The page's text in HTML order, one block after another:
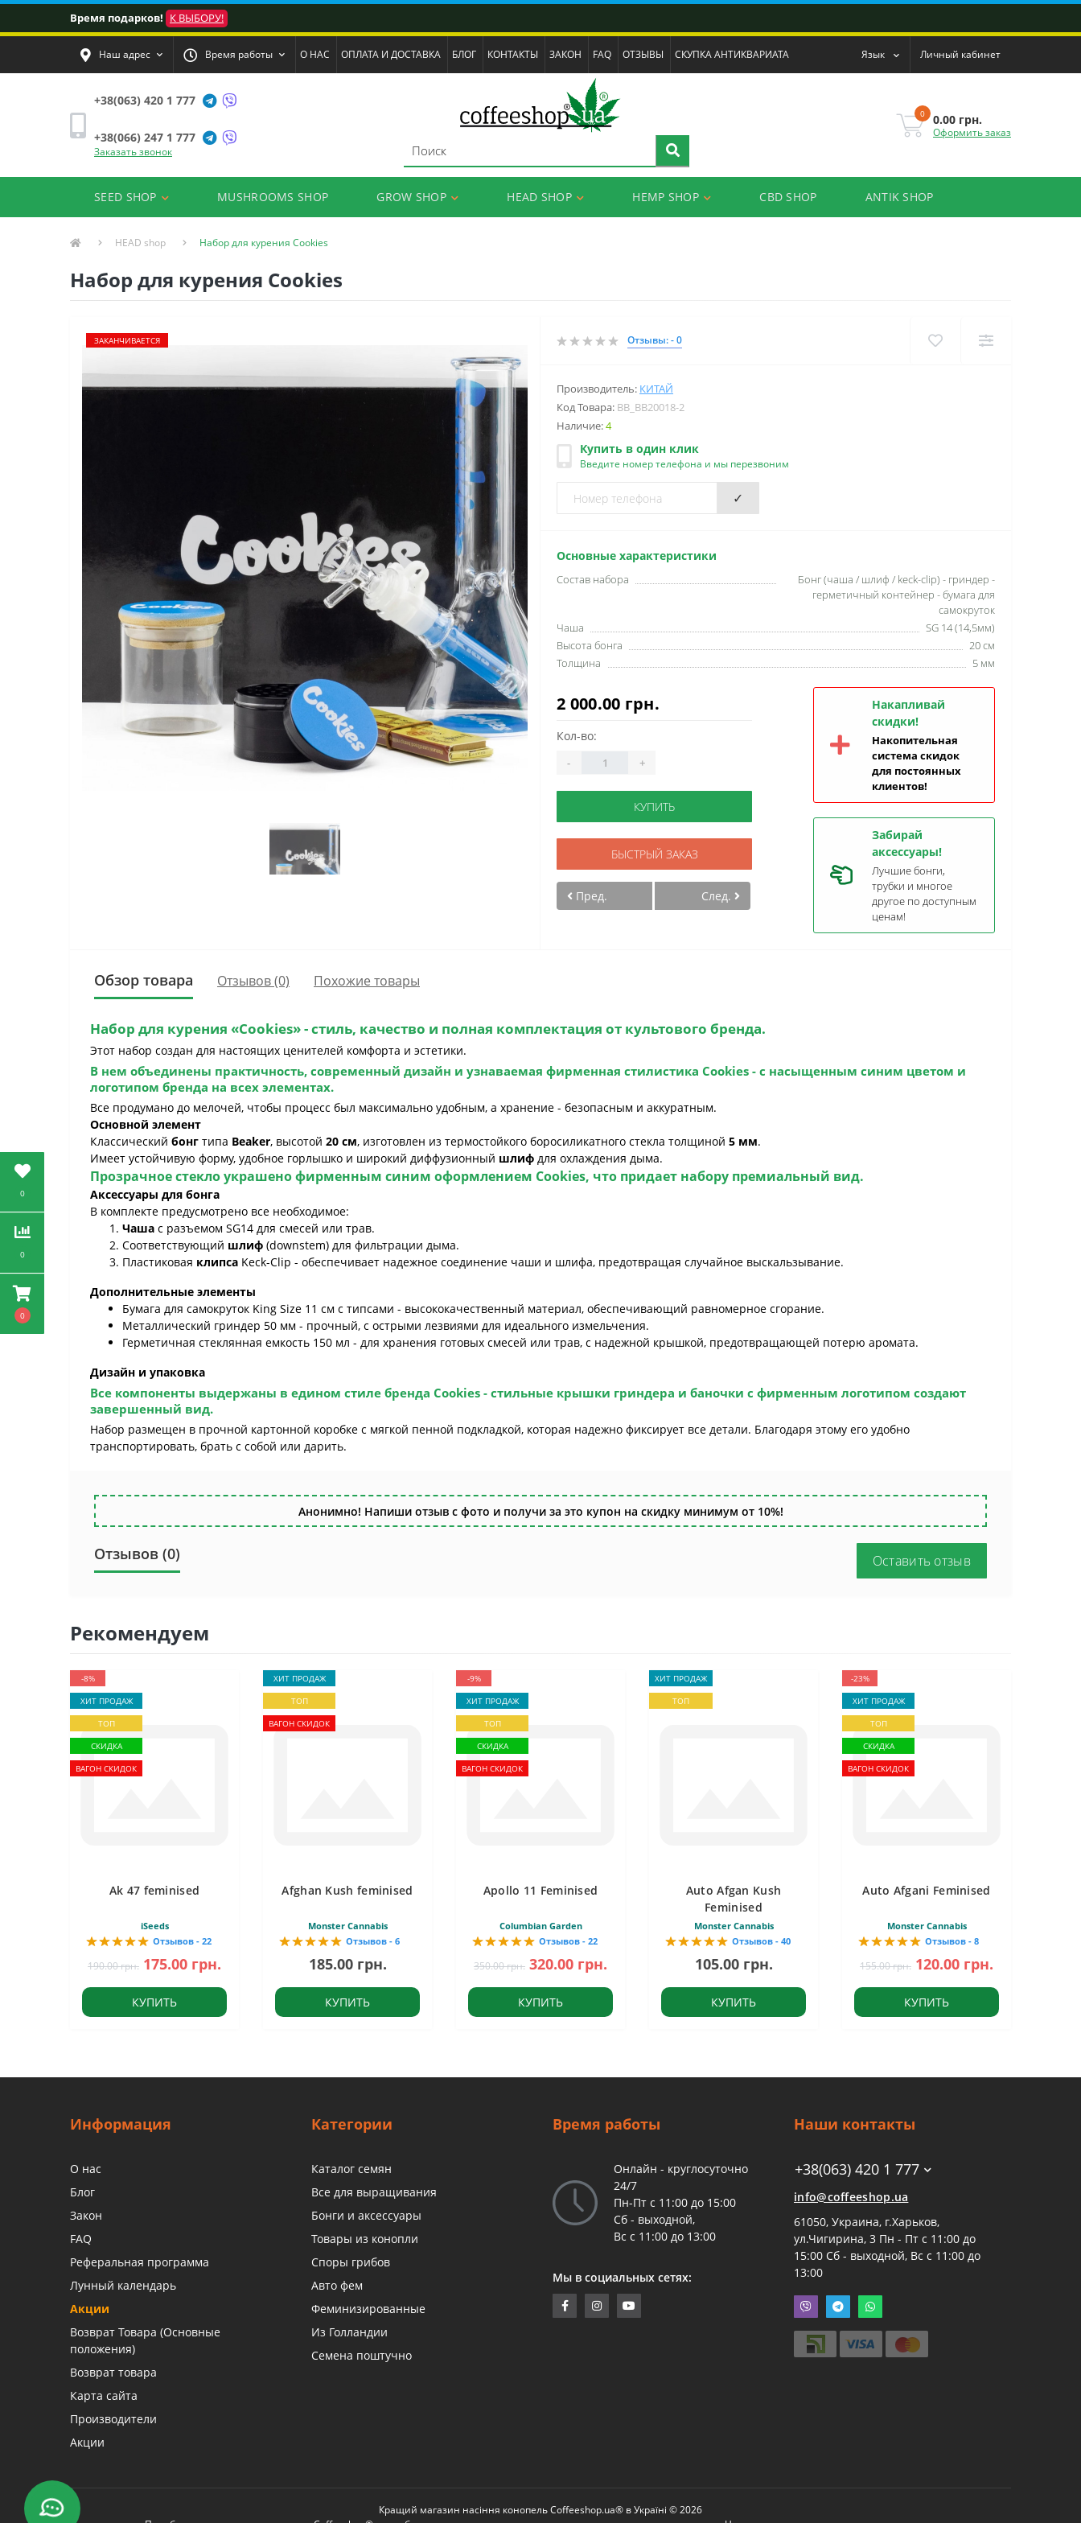
0
0
0
Время подарков! К ВЫБОРУ!
Наш адрес Время работы О НАС ОПЛАТА И ДОСТАВКА БЛОГ КОНТАКТЫ ЗАКОН FAQ ОТЗЫВЫ СКУПКА АНТИКВАРИАТА Язык Личный кабинет
+38(063) 420 1 777
+38(066) 247 1 777
Заказать звонок
0 0.00 грн.
Оформить заказ
SEED SHOP MUSHROOMS SHOP GROW SHOP HEAD SHOP HEMP SHOP CBD SHOP ANTIK SHOP
HEAD shop Набор для курения Cookies
Набор для курения Cookies
ЗАКАНЧИВАЕТСЯ Отзывы: - 0
Производитель: КИТАЙ
Код Товара: BB_BB20018-2
Наличие:4
Купить в один клик
Введите номер телефона и мы перезвоним
✓
Основные характеристики
Состав набора
Бонг (чаша / шлиф / keck-clip) - гриндер -
герметичный контейнер - бумага для
самокруток
Чаша
SG 14 (14,5мм)
Высота бонга
20 см
Толщина
5 мм
2 000.00 грн.
Кол-во:
- +
КУПИТЬ
БЫСТРЫЙ ЗАКАЗ
Пред. След.
Накапливай
скидки!
Накопительная
система скидок
для постоянных
клиентов!
Забирай
аксессуары!
Лучшие бонги,
трубки и многое
другое по доступным
ценам!
Обзор товара Отзывов (0) Похожие товары
Набор для курения «Cookies»- стиль, качество и полная комплектация от культового бренда.
Этот набор создан для настоящих ценителей комфорта и эстетики.
В нем объединены практичность, современный дизайн и узнаваемая фирменная стилистика Cookies - с насыщенным синим цветом и
логотипом бренда на всех элементах.
Все продумано до мелочей, чтобы процесс был максимально удобным, а хранение - безопасным и аккуратным.
Основной элемент
Классический бонг типа Beaker, высотой 20 см, изготовлен из термостойкого боросиликатного стекла толщиной 5 мм.
Имеет устойчивую форму, удобное горлышко и широкий диффузионный шлиф для охлаждения дыма.
Прозрачное стекло украшено фирменным синим оформлением Cookies, что придает набору премиальный вид.
Аксессуары для бонга
В комплекте предусмотрено все необходимое:
Чаша с разъемом SG14 для смесей или трав.
Соответствующий шлиф (downstem) для фильтрации дыма.
Пластиковая клипса Keck-Clip - обеспечивает надежное соединение чаши и шлифа, предотвращая случайное выскальзывание.
Дополнительные элементы
Бумага для самокруток King Size 11 см с типсами - высококачественный материал, обеспечивающий равномерное сгорание.
Металлический гриндер 50 мм - прочный, с острыми лезвиями для идеального измельчения.
Герметичная стеклянная емкость 150 мл - для хранения готовых смесей или трав, с надежной крышкой, предотвращающей потерю аромата.
Дизайн и упаковка
Все компоненты выдержаны в едином стиле бренда Cookies - стильные крышки гриндера и баночки с фирменным логотипом создают
завершенный вид.
Набор размещен в прочной картонной коробке с мягкой пенной подкладкой, которая надежно фиксирует все детали. Благодаря этому его удобно
транспортировать, брать с собой или дарить.
Анонимно! Напиши отзыв с фото и получи за это купон на скидку минимум от 10%!
Отзывов (0) Оставить отзыв
Рекомендуем
-8%
ХИТ ПРОДАЖ
ТОП
СКИДКА
ВАГОН СКИДОК
Ak 47 feminised
iSeeds
Отзывов - 22
190.00 грн. 175.00 грн.
КУПИТЬ
ХИТ ПРОДАЖ
ТОП
ВАГОН СКИДОК
Afghan Kush feminised
Monster Cannabis
Отзывов - 6
185.00 грн.
КУПИТЬ
-9%
ХИТ ПРОДАЖ
ТОП
СКИДКА
ВАГОН СКИДОК
Apollo 11 Feminised
Columbian Garden
Отзывов - 22
350.00 грн. 320.00 грн.
КУПИТЬ
ХИТ ПРОДАЖ
ТОП
Auto Afgan Kush
Feminised
Monster Cannabis
Отзывов - 40
105.00 грн.
КУПИТЬ
-23%
ХИТ ПРОДАЖ
ТОП
СКИДКА
ВАГОН СКИДОК
Auto Afgani Feminised
Monster Cannabis
Отзывов - 8
155.00 грн. 120.00 грн.
КУПИТЬ
Информация
О нас
Блог
Закон
FAQ
Реферальная программа
Лунный календарь
Акции
Возврат Товара (Основные
положения)
Возврат товара
Карта сайта
Производители
Акции
Категории
Каталог семян
Все для выращивания
Бонги и аксессуары
Товары из конопли
Споры грибов
Авто фем
Феминизированные
Из Голландии
Семена поштучно
Время работы
Онлайн - круглосуточно
24/7
Пн-Пт с 11:00 до 15:00
Сб - выходной,
Вс с 11:00 до 13:00
Мы в социальных сетях:
Наши контакты
+38(063) 420 1 777
info@coffeeshop.ua
61050, Украина, г.Харьков,
ул.Чигирина, 3 Пн - Пт с 11:00 до
15:00 Сб - выходной, Вс с 11:00 до
13:00
Кращий магазин насіння конопель Coffeeshop.ua® в Україні © 2026